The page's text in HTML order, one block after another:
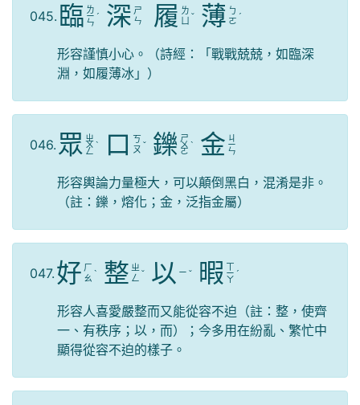
045. 臨 ㄌ
ㄧ
ㄣ
ˊ 深 ㄕ
ㄣ
履 ㄌ
ˇ 薄 ㄅ
ㄛ ˊ
形容謹慎小心。（詩經：「戰戰兢兢，如臨深
淵，如履薄冰」）
046. 眾 ㄓ
ㄨ
ㄥ
ˋ 口 ㄎ
ㄡ ˇ 鑠 ㄕ
ㄨ
ㄛ
ˋ 金 ㄐ
ㄧ
ㄣ
形容輿論力量極大，可以顛倒黑白，混淆是非。
（註：鑠，熔化；金，泛指金屬）
047. 好 ㄏ
ㄠ ˋ 整 ㄓ
ㄥ ˇ 以 ㄧ ˇ 暇 ㄒ
ㄧ
ㄚ
ˊ
形容人喜愛嚴整而又能從容不迫（註：整，使齊
一、有秩序；以，而）；今多用在紛亂、繁忙中
顯得從容不迫的樣子。